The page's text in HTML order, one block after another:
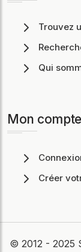
Trouvez
Qui
Mon
Créer
© 2012 - 2025